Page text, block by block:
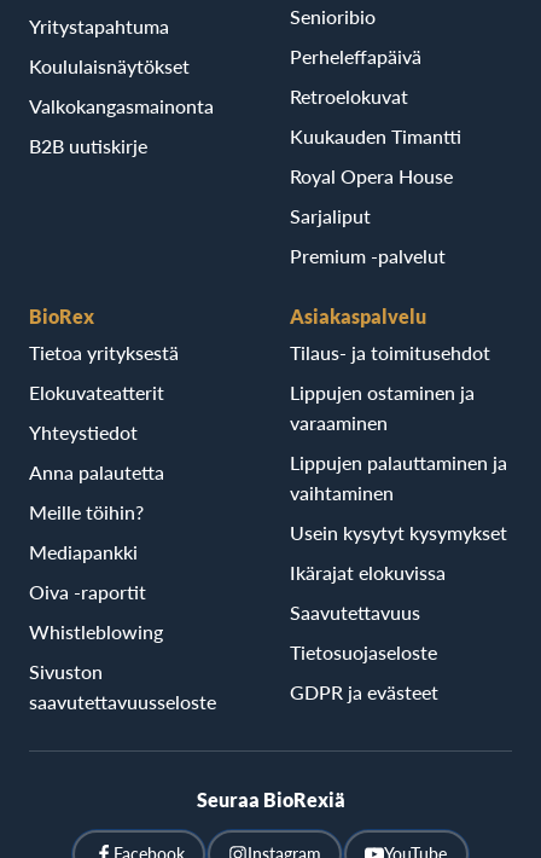
Yritystapahtuma
Koululaisnäytökset
Valkokangasmainonta
B2B uutiskirje
Senioribio
Perheleffapäivä
Retroelokuvat
Kuukauden Timantti
Royal Opera House
Sarjaliput
Premium -palvelut
BioRex
Tietoa yrityksestä
Elokuvateatterit
Yhteystiedot
Anna palautetta
Meille töihin?
Mediapankki
Oiva -raportit
Whistleblowing
Sivuston
saavutettavuusseloste
Asiakaspalvelu
Tilaus- ja toimitusehdot
Lippujen ostaminen ja
varaaminen
Lippujen palauttaminen ja
vaihtaminen
Usein kysytyt kysymykset
Ikärajat elokuvissa
Saavutettavuus
Tietosuojaseloste
GDPR ja evästeet
Seuraa BioRexiä
Facebook Instagram YouTube